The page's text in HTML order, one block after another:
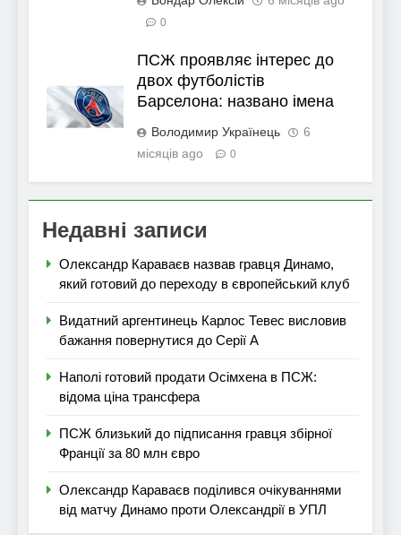
0
ПСЖ проявляє інтерес до
двох футболістів
Барселона: названо імена
Володимир Українець
6
місяців ago
0
Недавні записи
Олександр Караваєв назвав гравця Динамо,
який готовий до переходу в європейський клуб
Видатний аргентинець Карлос Тевес висловив
бажання повернутися до Серії А
Наполі готовий продати Осімхена в ПСЖ:
відома ціна трансфера
ПСЖ близький до підписання гравця збірної
Франції за 80 млн євро
Олександр Караваєв поділився очікуваннями
від матчу Динамо проти Олександрії в УПЛ